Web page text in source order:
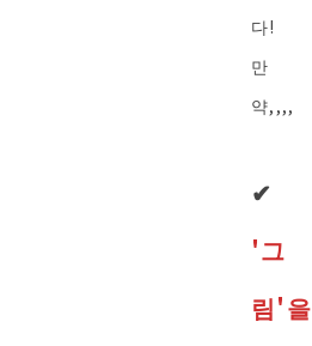
다!
만
약,,,,
✔︎
'그
림'을